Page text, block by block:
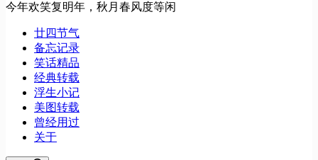
今年欢笑复明年，秋月春风度等闲
廿四节气
备忘记录
笑话精品
经典转载
浮生小记
美图转载
曾经用过
关于